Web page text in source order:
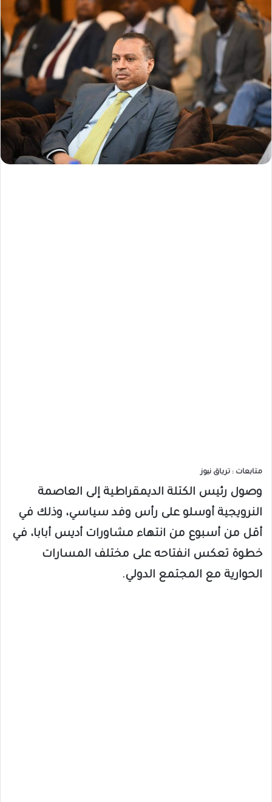
متابعات : ترياق نيوز
وصول رئيس الكتلة الديمقراطية إلى العاصمة
النرويجية أوسلو على رأس وفد سياسي، وذلك في
أقل من أسبوع من انتهاء مشاورات أديس أبابا، في
خطوة تعكس انفتاحه على مختلف المسارات
الحوارية مع المجتمع الدولي.